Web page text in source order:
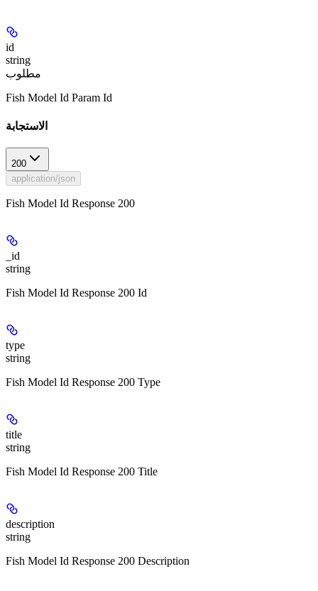
id
string
مطلوب
Fish Model Id Param Id
الاستجابة
200
application/json
Fish Model Id Response 200
_id
string
Fish Model Id Response 200 Id
type
string
Fish Model Id Response 200 Type
title
string
Fish Model Id Response 200 Title
description
string
Fish Model Id Response 200 Description